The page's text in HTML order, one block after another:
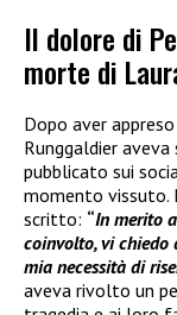
Il dolore di
morte di
Dopo aver
Runggaldier
pubblicato sui
momento vissuto.
scritto: “In merito
coinvolto, vi chiedo
mia necessità di
aveva rivolto un